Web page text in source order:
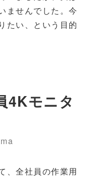
ませんでした。今
たい、という目的
4Kモニタ
、全社員の作業用